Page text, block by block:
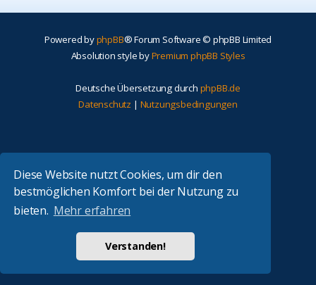
Diese Website nutzt Cookies, um dir den
bestmöglichen Komfort bei der Nutzung zu
bieten. Mehr erfahren
Verstanden!
Powered byphpBB® Forum Software © phpBB Limited
Absolution style byPremium phpBB Styles
Deutsche Übersetzung durch phpBB.de
Datenschutz | Nutzungsbedingungen